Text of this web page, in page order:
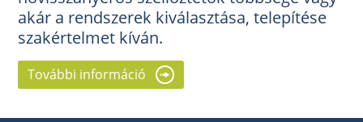
akár a rendszerek kiválasztása, telepítése
szakértelmet kíván.
További információ